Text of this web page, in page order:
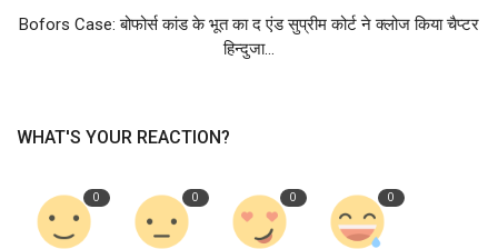
Bofors Case: बोफोर्स कांड के भूत का द एंड सुप्रीम कोर्ट ने क्‍लोज किया चैप्‍टर
हिन्‍दुजा...
WHAT'S YOUR REACTION?
0 0 0 0